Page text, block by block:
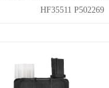
HF35511 P502269